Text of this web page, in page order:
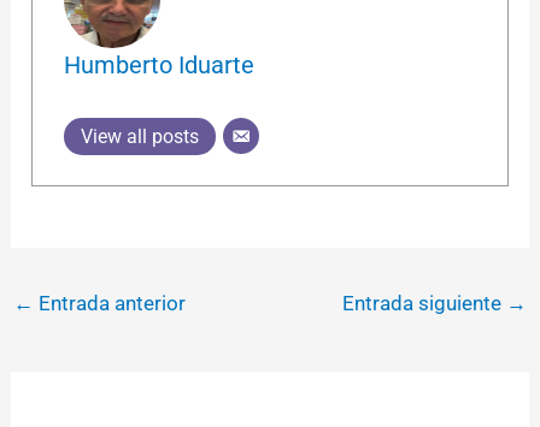
Humberto Iduarte
View all posts
← Entrada anterior Entrada siguiente →